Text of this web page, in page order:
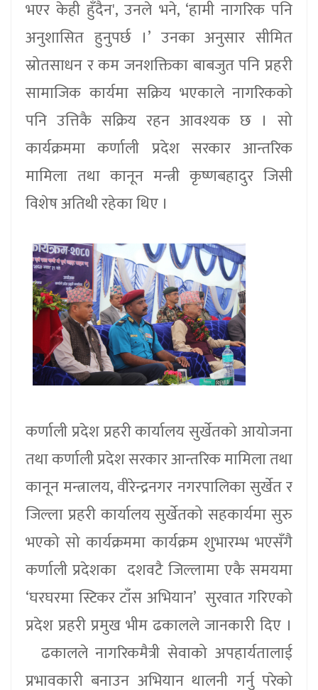
भएर केही हुँदैन', उनले भने, ‘हामी नागरिक पनि
अनुशासित हुनुपर्छ ।’ उनका अनुसार सीमित
स्रोतसाधन र कम जनशक्तिका बाबजुत पनि प्रहरी
सामाजिक कार्यमा सक्रिय भएकाले नागरिकको
पनि उत्तिकै सक्रिय रहन आवश्यक छ । सो
कार्यक्रममा कर्णाली प्रदेश सरकार आन्तरिक
मामिला तथा कानून मन्त्री कृष्णबहादुर जिसी
विशेष अतिथी रहेका थिए ।
कर्णाली प्रदेश प्रहरी कार्यालय सुर्खेतको आयोजना
तथा कर्णाली प्रदेश सरकार आन्तरिक मामिला तथा
कानून मन्त्रालय, वीरेन्द्रनगर नगरपालिका सुर्खेत र
जिल्ला प्रहरी कार्यालय सुर्खेतको सहकार्यमा सुरु
भएको सो कार्यक्रममा कार्यक्रम शुभारम्भ भएसँगै
कर्णाली प्रदेशका दशवटै जिल्लामा एकै समयमा
‘घरघरमा स्टिकर टाँस अभियान’ सुरवात गरिएको
प्रदेश प्रहरी प्रमुख भीम ढकालले जानकारी दिए ।
ढकालले नागरिकमैत्री सेवाको अपहार्यतालाई
प्रभावकारी बनाउन अभियान थालनी गर्नु परेको